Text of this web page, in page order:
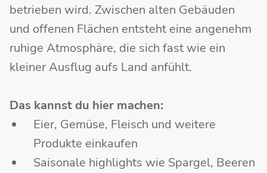
betrieben wird. Zwischen alten Gebäuden
und offenen Flächen entsteht eine angenehm
ruhige Atmosphäre, die sich fast wie ein
kleiner Ausflug aufs Land anfühlt.
Das kannst du hier machen:
Eier, Gemüse, Fleisch und weitere
Produkte einkaufen
Saisonale highlights wie Spargel, Beeren